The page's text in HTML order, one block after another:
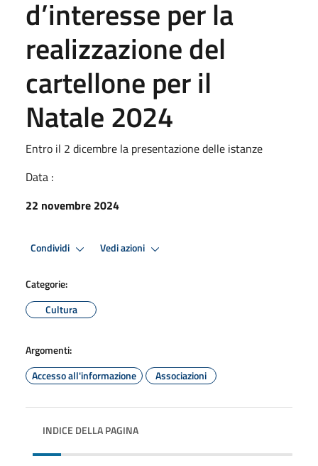
d’interesse per la
realizzazione del
cartellone per il
Natale 2024
Entro il 2 dicembre la presentazione delle istanze
Data :
22 novembre 2024
Condividi Vedi azioni
Categorie:
Cultura
Argomenti:
Accesso all'informazione
Associazioni
INDICE DELLA PAGINA